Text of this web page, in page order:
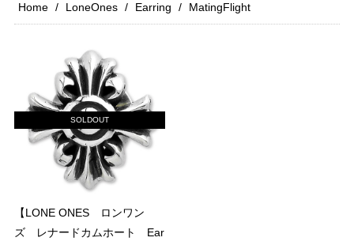
Home LoneOnes Earring MatingFlight
SOLDOUT
【LONE ONES ロンワン
ズ レナードカムホート Ear